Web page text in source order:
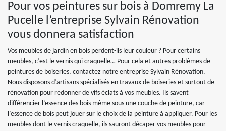
Pour vos peintures sur bois à Domremy La
Pucelle l’entreprise Sylvain Rénovation
vous donnera satisfaction
Vos meubles de jardin en bois perdent-ils leur couleur ? Pour certains
meubles, c’est le vernis qui craquelle… Pour cela et autres problèmes de
peintures de boiseries, contactez notre entreprise Sylvain Rénovation.
Nous disposons d’artisans spécialisés en travaux de boiseries et surtout de
rénovation pour redonner de vifs éclats à vos meubles. Ils savent
différencier l’essence des bois même sous une couche de peinture, car
l’essence de bois peut jouer sur le choix de la peinture à appliquer. Pour les
meubles dont le vernis craquelle, ils sauront décaper vos meubles pour